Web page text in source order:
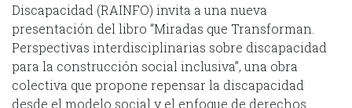
Discapacidad (RAINFO) invita a una nueva
presentación del libro “Miradas que Transforman.
Perspectivas interdisciplinarias sobre discapacidad
para la construcción social inclusiva”, una obra
colectiva que propone repensar la discapacidad
desde el modelo social y el enfoque de derechos